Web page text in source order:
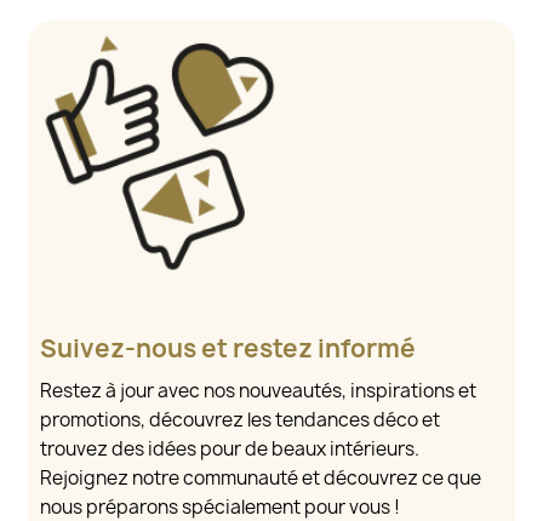
Suivez-nous et restez informé
Restez à jour avec nos nouveautés, inspirations et
promotions, découvrez les tendances déco et
trouvez des idées pour de beaux intérieurs.
Rejoignez notre communauté et découvrez ce que
nous préparons spécialement pour vous !